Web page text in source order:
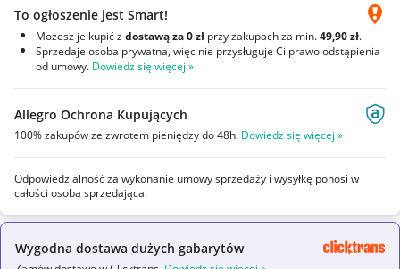
To ogłoszenie jest Smart!
Możesz je kupić zdostawą za 0 zł przy zakupach za min.49,90 zł.
Sprzedaje osoba prywatna, więc nie przysługuje Ci prawo odstąpienia
od umowy. Dowiedz się więcej »
Allegro Ochrona Kupujących
100% zakupów ze zwrotem pieniędzy do 48h. Dowiedz się więcej »
Odpowiedzialność za wykonanie umowy sprzedaży i wysyłkę ponosi w
całości osoba sprzedająca.
Wygodna dostawa dużych gabarytów